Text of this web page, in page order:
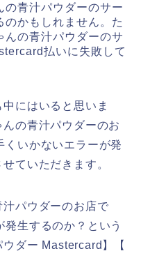
の青汁パウダーのサー
のかもしれません。た
んの青汁パウダーのサ
払いに失敗して
にはいると思いま
の青汁パウダーのお
いかないエラーが発
ていただきます。
パウダーのお店で
生するのか？という
ダー Mastercard】【